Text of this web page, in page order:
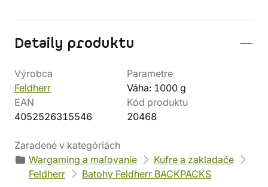
Detaily produktu
Výrobca
Feldherr
Parametre
Váha: 1000 g
EAN
4052526315546
Kód produktu
20468
Zaradené v kategóriách
Wargaming a maľovanie
Kufre a zakladače
Feldherr
Batohy Feldherr BACKPACKS